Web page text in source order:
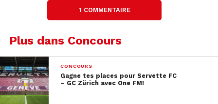
1 COMMENTAIRE
Plus dans Concours
CONCOURS
Gagne tes places pour Servette FC
– GC Zürich avec One FM!